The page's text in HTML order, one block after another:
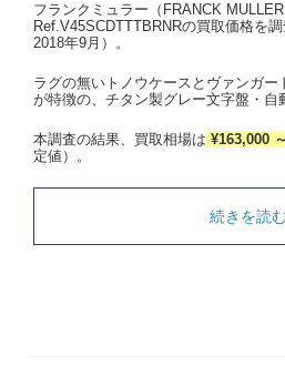
フランクミュラー（FRANCK
Ref.V45SCDTTTBRNRの買取価格を
2018年9月）。
ラグの無いトノウケースとヴァンガ
が特徴の、チタン製グレー文字盤・自
本調査の結果、買取相場は ¥163,000
定値）。
続きを読